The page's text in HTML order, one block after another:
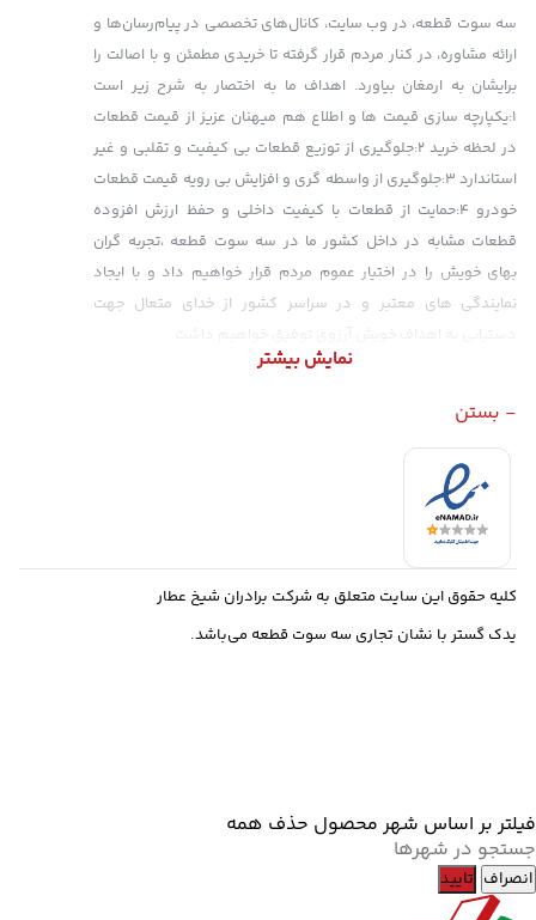
سه سوت قطعه، در وب سایت، کانال‌های تخصصی در پیام‌رسان‌ها و
ارائه مشاوره، در کنار مردم قرار گرفته تا خریدی مطمئن و با اصالت را
برایشان به ارمغان بیاورد. اهداف ما به اختصار به شرح زیر است
1:یکپارچه سازی قیمت ها و اطلاع هم میهنان عزیز از قیمت قطعات
در لحظه خرید 2:جلوگیری از توزیع قطعات بی کیفیت و تقلبی و غیر
استاندارد 3:جلوگیری از واسطه گری و افزایش بی رویه قیمت قطعات
خودرو 4:حمایت از قطعات با کیفیت داخلی و حفظ ارزش افزوده
قطعات مشابه در داخل کشور ما در سه سوت قطعه ،تجربه گران
بهای خویش را در اختیار عموم مردم قرار خواهیم داد و با ایجاد
نمایندگی های معتبر و در سراسر کشور از خدای متعال جهت
دستیابی به اهداف خویش آرزوی توفیق خواهیم داشت.
نمایش بیشتر
- بستن
کلیه حقوق این سایت متعلق به شرکت برادران شیخ عطار
یدک گستر با نشان تجاری سه سوت قطعه می‌باشد.
فیلتر بر اساس شهر محصول حذف همه
انصراف تایید